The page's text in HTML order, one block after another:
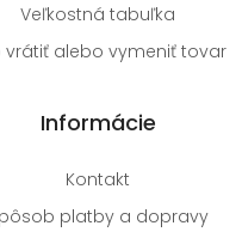
Veľkostná tabuľka
vrátiť alebo vymeniť tovar
Informácie
Kontakt
platby a dopravy